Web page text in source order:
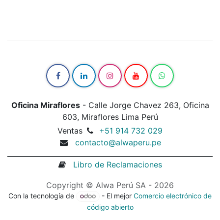
Oficina Miraflores- Calle Jorge Chavez 263, Oficina
603, Miraflores Lima Perú
Ventas
+51 914 732 029
contacto@alwaperu.pe
Libro de Reclamaciones
Copyright © Alwa Perú SA - 2026
Con la tecnología de - El mejorComercio electrónico de
código abierto